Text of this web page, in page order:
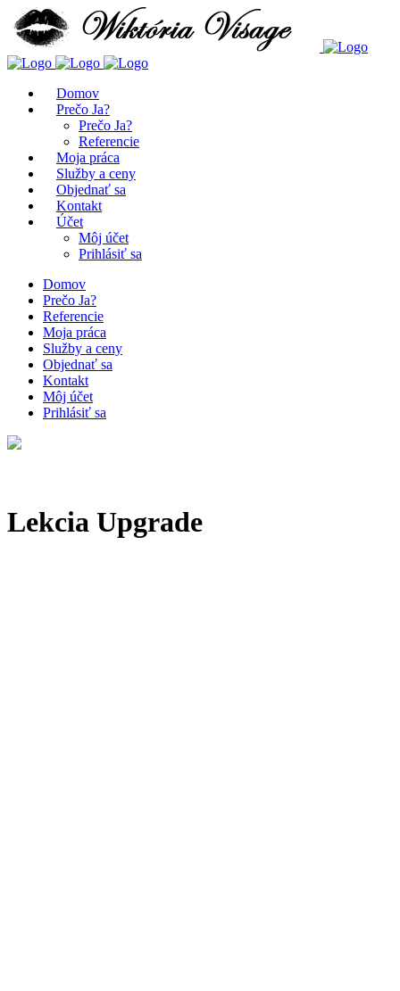
Domov
Prečo Ja?
Prečo Ja?
Referencie
Moja práca
Služby a ceny
Objednať sa
Kontakt
Účet
Môj účet
Prihlásiť sa
Domov
Prečo Ja?
Referencie
Moja práca
Služby a ceny
Objednať sa
Kontakt
Môj účet
Prihlásiť sa
Lekcia Upgrade